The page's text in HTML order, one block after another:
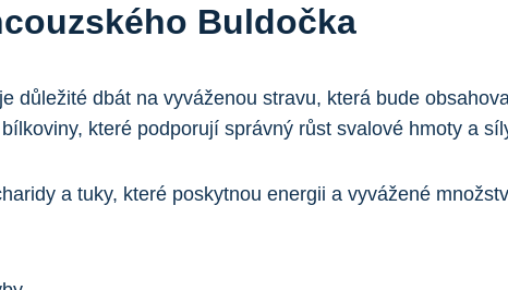
Buldočka
důležité dbát‍ na vyváženou ​stravu, která bude
které podporují správný růst svalové hmoty a
a tuky, které ​poskytnou energii a vyvážené